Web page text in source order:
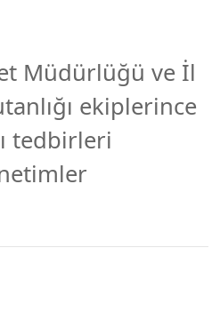
Müdürlüğü ve İl
ekiplerince
tedbirleri